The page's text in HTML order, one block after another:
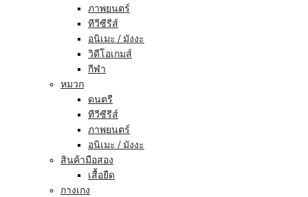
ภาพยนตร์
ทีวีซีรีส์
อนิเมะ / มังงะ
วิดีโอเกมส์
กีฬา
หมวก
ดนตรี
ทีวีซีรีส์
ภาพยนตร์
อนิเมะ / มังงะ
สินค้ามือสอง
เสื้อยืด
กางเกง